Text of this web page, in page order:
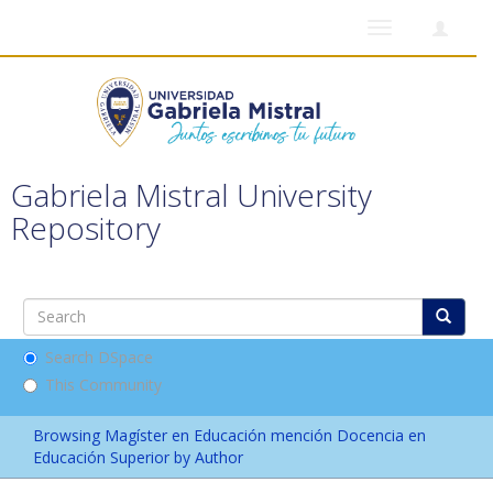
Gabriela Mistral University
Repository
Search DSpace
This Community
Browsing Magíster en Educación mención Docencia en
Educación Superior by Author